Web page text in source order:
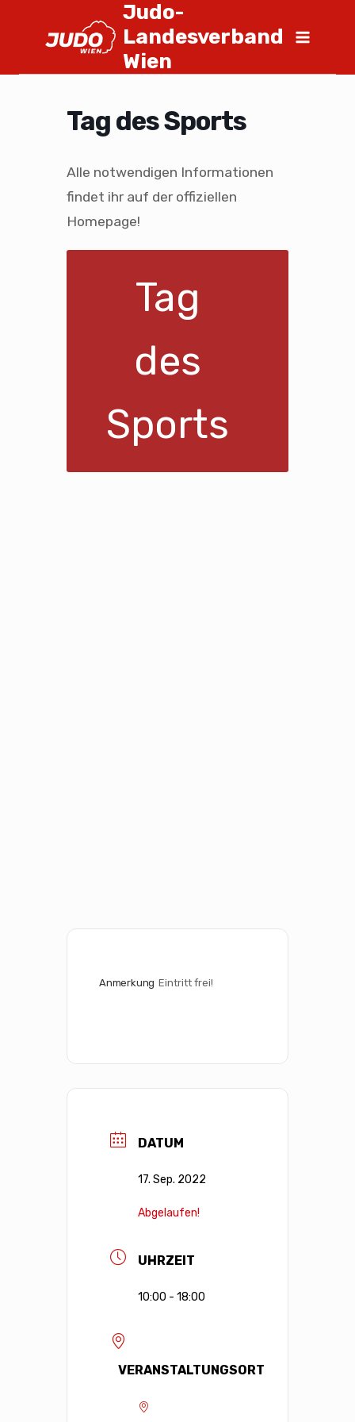
Judo-
Landesverband
Wien
Tag des Sports
Alle notwendigen Informationen
findet ihr auf der offiziellen
Homepage!
Tag
des
Sports
Anmerkung Eintritt frei!
DATUM
17. Sep. 2022
Abgelaufen!
UHRZEIT
10:00 - 18:00
VERANSTALTUNGSORT